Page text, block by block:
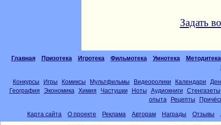
Задать
Главная Призотека Игротека Фильмотека Умнотека
Методитека
Конкурсы Игры Комиксы Мультфильмы Видеоролики Календари
География
Экономика Химия Частушки Ноты Аудиокниги
Стенгазеты
опыта
Рецепты
Карта сайта О проекте Реклама Авторам Награды Отзывы